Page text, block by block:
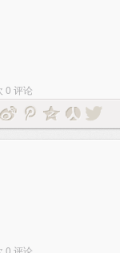
0 评论
0 评论